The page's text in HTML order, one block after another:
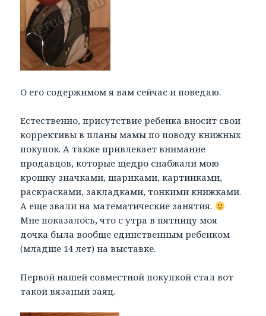
О его содержимом я вам сейчас и поведаю.
Естественно, присутствие ребенка вносит свои
коррективы в планы мамы по поводу книжных
покупок. А также привлекает внимание
продавцов, которые щедро снабжали мою
крошку значками, шариками, картинками,
раскрасками, закладками, тонкими книжками.
А еще звали на математические занятия.
Мне показалось, что с утра в пятницу моя
дочка была вообще единственным ребенком
(младше 14 лет) на выставке.
Первой нашей совместной покупкой стал вот
такой вязаный заяц.